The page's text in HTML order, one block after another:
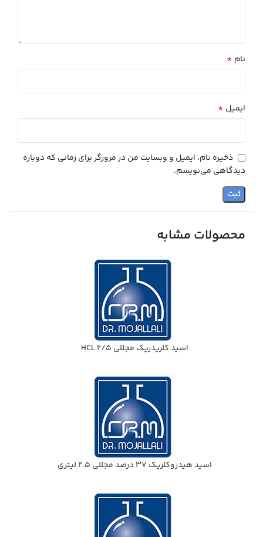
نام *
ایمیل *
ذخیره نام، ایمیل و وبسایت من در مرورگر برای زمانی که دوباره
دیدگاهی می‌نویسم.
محصولات مشابه
اسيد كلريدريك مجللي HCL 2/5
اسيد هيدروكلريك 37 درصد مجللي 2.5 ليتري